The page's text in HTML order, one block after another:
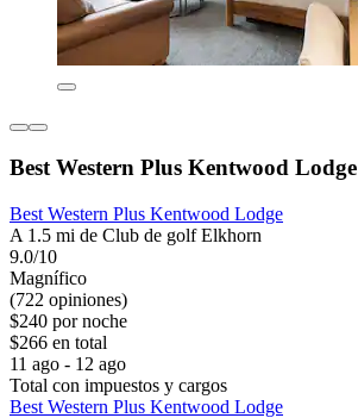
Best Western Plus Kentwood Lodge
Best Western Plus Kentwood Lodge
A 1.5 mi de Club de golf Elkhorn
9.0/10
Magnífico
(722 opiniones)
$240 por noche
$266 en total
11 ago - 12 ago
Total con impuestos y cargos
Best Western Plus Kentwood Lodge